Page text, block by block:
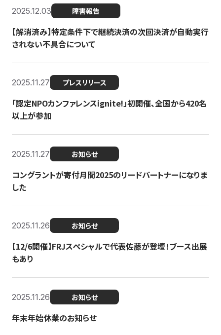
2025.12.03 障害報告
【解消済み】特定条件下で継続決済の次回決済が自動実行
されない不具合について
2025.11.27 プレスリリース
「認定NPOカンファレンスignite!」初開催、全国から420名
以上が参加
2025.11.27 お知らせ
コングラントが寄付月間2025のリードパートナーになりま
した
2025.11.26 お知らせ
【12/6開催】FRJスペシャルで代表佐藤が登壇！ブース出展
もあり
2025.11.26 お知らせ
年末年始休業のお知らせ